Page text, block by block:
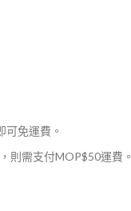
免運費。
則需支付MOP$50運費。